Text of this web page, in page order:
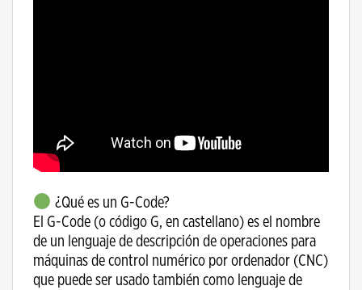
¿Qué es un G-Code?
El G-Code (o código G, en castellano) es el nombre
de un lenguaje de descripción de operaciones para
máquinas de control numérico por ordenador (CNC)
que puede ser usado también como lenguaje de